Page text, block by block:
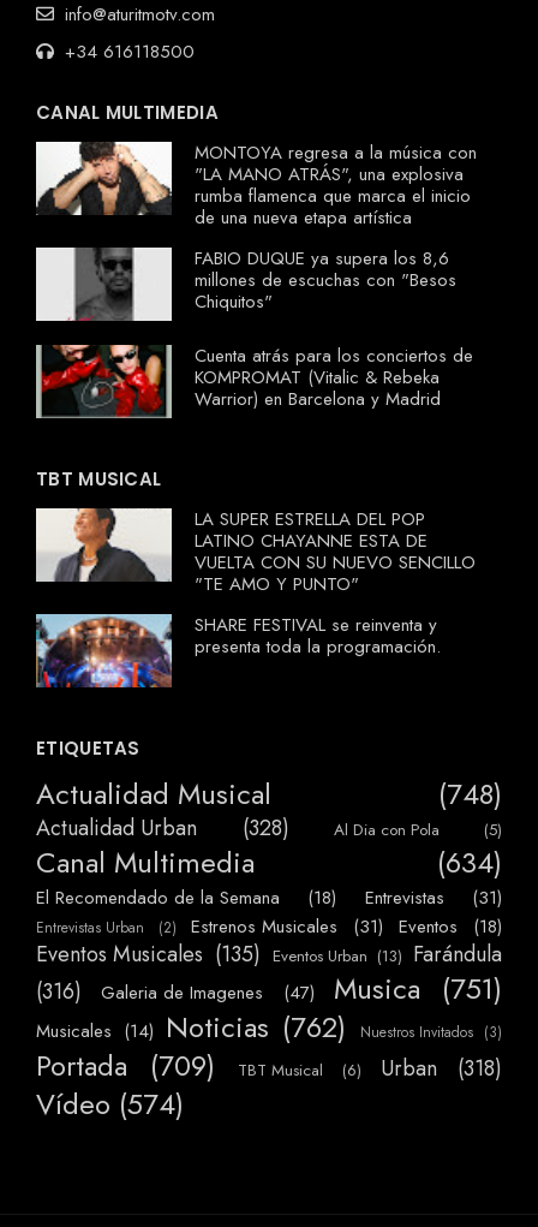
info@aturitmotv.com
+34 616118500
CANAL MULTIMEDIA
MONTOYA regresa a la música con
"LA MANO ATRÁS", una explosiva
rumba flamenca que marca el inicio
de una nueva etapa artística
FABIO DUQUE ya supera los 8,6
millones de escuchas con "Besos
Chiquitos"
Cuenta atrás para los conciertos de
KOMPROMAT (Vitalic & Rebeka
Warrior) en Barcelona y Madrid
TBT MUSICAL
LA SUPER ESTRELLA DEL POP
LATINO CHAYANNE ESTA DE
VUELTA CON SU NUEVO SENCILLO
"TE AMO Y PUNTO"
SHARE FESTIVAL se reinventa y
presenta toda la programación.
ETIQUETAS
Actualidad Musical (748)
Actualidad Urban (328) Al Dia con Pola (5)
Canal Multimedia (634)
El Recomendado de la Semana (18) Entrevistas (31)
Entrevistas Urban (2) Estrenos Musicales (31) Eventos (18)
Eventos Musicales (135) Eventos Urban (13) Farándula
(316)
Galeria de Imagenes (47) Musica (751)
Musicales (14) Noticias (762) Nuestros Invitados (3)
Portada (709) TBT Musical (6) Urban (318)
Vídeo (574)